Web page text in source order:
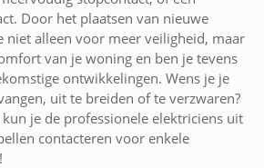
Door het plaatsen van nieuwe
niet alleen voor meer veiligheid, maar
van je woning en ben je tevens
ontwikkelingen. Wens je je
uit te breiden of te verzwaren?
je de professionele elektriciens uit
contacteren voor enkele